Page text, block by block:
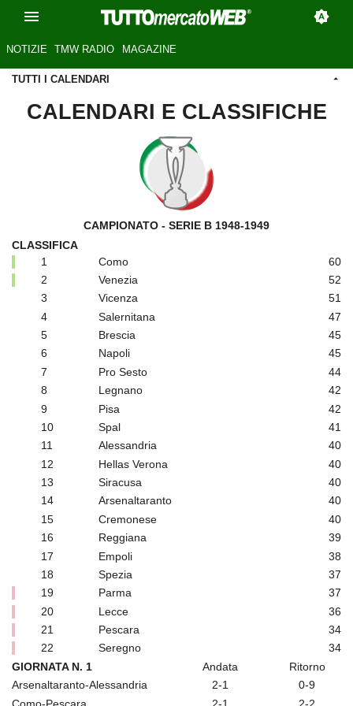
NOTIZIE TMW RADIO MAGAZINE
TUTTI I CALENDARI
CALENDARI E CLASSIFICHE
CAMPIONATO - SERIE B 1948-1949
CLASSIFICA
1
Como
60
2
Venezia
52
3
Vicenza
51
4
Salernitana
47
5
Brescia
45
6
Napoli
45
7
Pro Sesto
44
8
Legnano
42
9
Pisa
42
10
Spal
41
11
Alessandria
40
12
Hellas Verona
40
13
Siracusa
40
14
Arsenaltaranto
40
15
Cremonese
40
16
Reggiana
39
17
Empoli
38
18
Spezia
37
19
Parma
37
20
Lecce
36
21
Pescara
34
22
Seregno
34
GIORNATA N. 1
Andata
Ritorno
Arsenaltaranto-Alessandria
2-1
0-9
Como-Pescara
2-1 2-2